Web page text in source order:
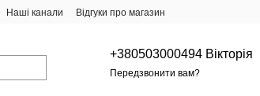
Наші канали Відгуки про магазин
+380503000494 Вікторія
Передзвонити вам?